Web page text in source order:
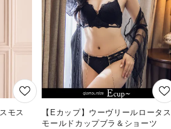
モス
【Eカップ】ウーヴリールロータス
モールドカップブラ＆ショーツ